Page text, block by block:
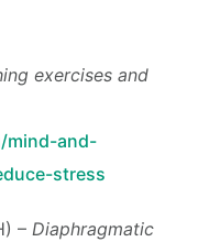
exercises and
mind-and-
stress
– Diaphragmatic